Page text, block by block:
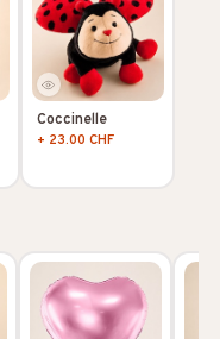
Coccinelle
+ 23.00 CHF